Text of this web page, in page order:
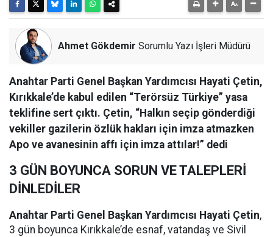
Ahmet Gökdemir Sorumlu Yazı İşleri Müdürü
Anahtar Parti Genel Başkan Yardımcısı Hayati Çetin,
Kırıkkale’de kabul edilen “Terörsüz Türkiye” yasa
teklifine sert çıktı. Çetin, “Halkın seçip gönderdiği
vekiller gazilerin özlük hakları için imza atmazken
Apo ve avanesinin affı için imza attılar!” dedi
3 GÜN BOYUNCA SORUN VE TALEPLERİ
DİNLEDİLER
Anahtar Parti Genel Başkan Yardımcısı Hayati Çetin,
3 gün boyunca Kırıkkale’de esnaf, vatandaş ve Sivil